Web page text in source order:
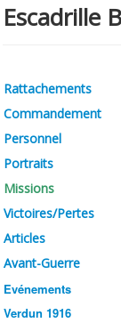
Escadrille
Rattachements
Commandement
Personnel
Portraits
Missions
Victoires/Pertes
Articles
Avant-Guerre
Evénements
Verdun 1916